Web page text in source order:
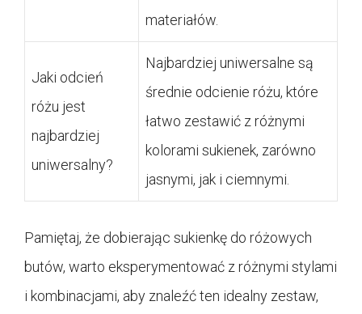
materiałów.
Jaki odcień
różu jest
najbardziej
uniwersalny?
Najbardziej uniwersalne są
średnie odcienie różu, które
łatwo zestawić z różnymi
kolorami sukienek, zarówno
jasnymi, jak i ciemnymi.
Pamiętaj, że dobierając sukienkę do różowych
butów, warto eksperymentować z różnymi stylami
i kombinacjami, aby znaleźć ten idealny zestaw,